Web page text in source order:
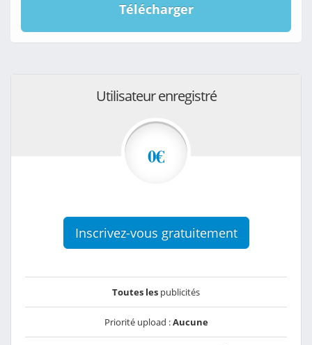
Télécharger
Utilisateur enregistré
0€
Inscrivez-vous gratuitement
Toutes les publicités
Priorité upload :Aucune